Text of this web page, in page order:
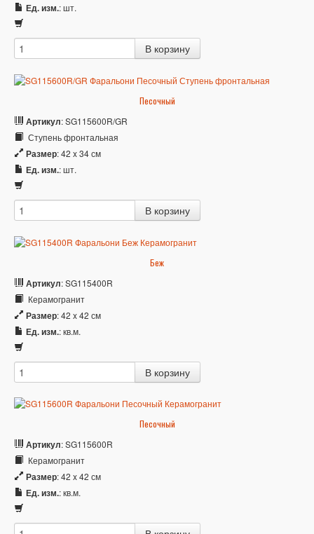
Ед. изм.: шт.
Песочный
Артикул: SG115600R/GR
Ступень фронтальная
Размер: 42 x 34 см
Ед. изм.: шт.
Беж
Артикул: SG115400R
Керамогранит
Размер: 42 x 42 см
Ед. изм.: кв.м.
Песочный
Артикул: SG115600R
Керамогранит
Размер: 42 x 42 см
Ед. изм.: кв.м.